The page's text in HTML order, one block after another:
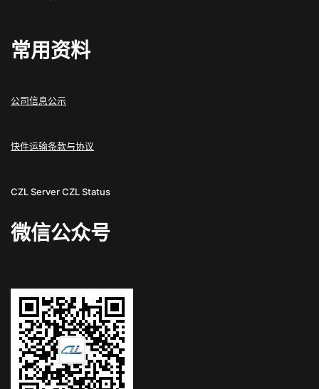
常用资料
公司信息公示
快件运输条款与协议
CZL ServerCZL Status
微信公众号